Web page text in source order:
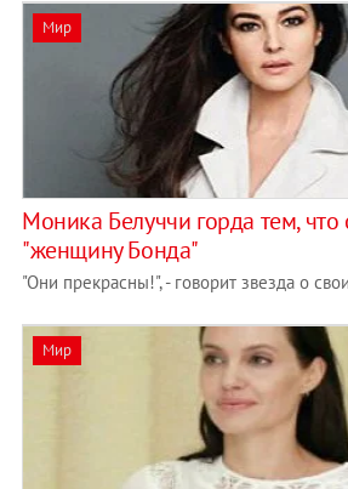
Мир
Моника Белуччи горда тем, что
"женщину Бонда"
"Они прекрасны!", - говорит звезда о
Мир